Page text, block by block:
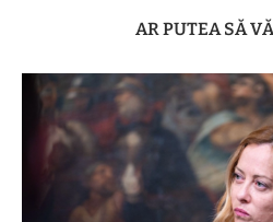
AR PUTEA SĂ